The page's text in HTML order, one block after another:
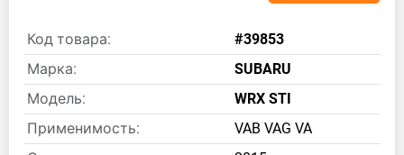
Код товара:
#39853
Марка:
SUBARU
Модель:
WRX STI
Применимость:
VAB VAG VA